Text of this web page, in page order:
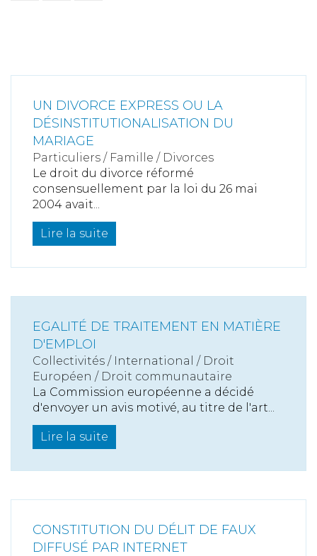
UN DIVORCE EXPRESS OU LA
DÉSINSTITUTIONALISATION DU
MARIAGE
Particuliers / Famille / Divorces
Le droit du divorce réformé
consensuellement par la loi du 26 mai
2004 avait...
Lire la suite
EGALITÉ DE TRAITEMENT EN MATIÈRE
D'EMPLOI
Collectivités / International / Droit
Européen / Droit communautaire
La Commission européenne a décidé
d'envoyer un avis motivé, au titre de l'art...
Lire la suite
CONSTITUTION DU DÉLIT DE FAUX
DIFFUSÉ PAR INTERNET